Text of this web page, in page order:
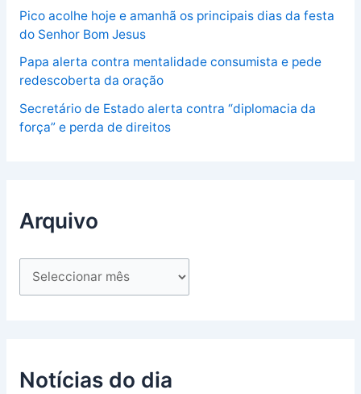
Pico acolhe hoje e amanhã os principais dias da festa
do Senhor Bom Jesus
Papa alerta contra mentalidade consumista e pede
redescoberta da oração
Secretário de Estado alerta contra “diplomacia da
força” e perda de direitos
Arquivo
Notícias do dia